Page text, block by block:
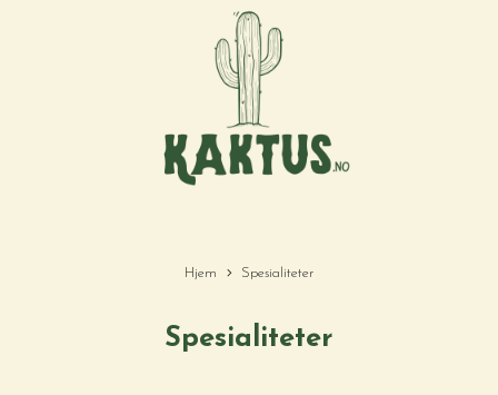
Hjem Spesialiteter
Spesialiteter